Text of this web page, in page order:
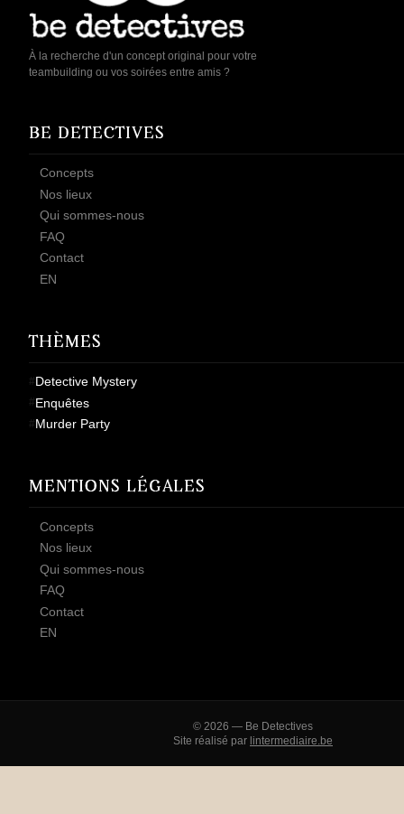
À la recherche d'un concept original pour votre
teambuilding ou vos soirées entre amis ?
BE DETECTIVES
Concepts
Nos lieux
Qui sommes-nous
FAQ
Contact
EN
THÈMES
Detective Mystery
Enquêtes
Murder Party
MENTIONS LÉGALES
Concepts
Nos lieux
Qui sommes-nous
FAQ
Contact
EN
© 2026 — Be Detectives
Site réalisé par lintermediaire.be